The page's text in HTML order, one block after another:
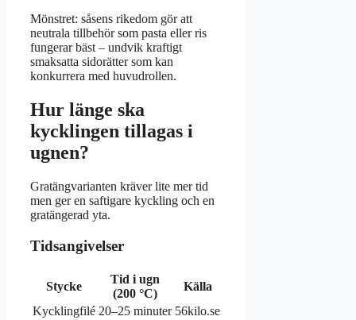
Mönstret: såsens rikedom gör att
neutrala tillbehör som pasta eller ris
fungerar bäst – undvik kraftigt
smaksatta sidorätter som kan
konkurrera med huvudrollen.
Hur länge ska
kycklingen tillagas i
ugnen?
Gratängvarianten kräver lite mer tid
men ger en saftigare kyckling och en
gratängerad yta.
Tidsangivelser
Stycke
Tid i ugn
(200 °C)
Källa
Kycklingfilé 20–25 minuter 56kilo.se